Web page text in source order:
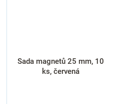
Sada magnetů 25 mm, 10
ks, červená